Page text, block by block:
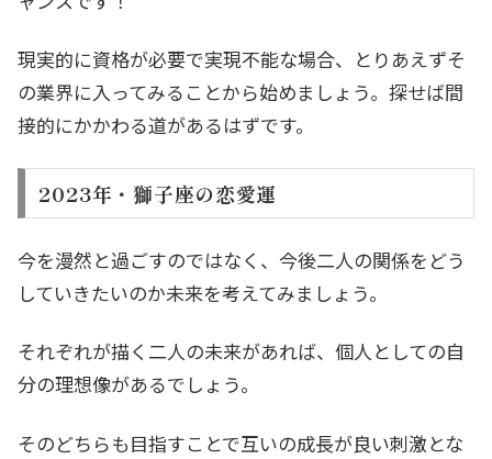
現実的に資格が必要で実現不能な場合、とりあえずそ
の業界に入ってみることから始めましょう。探せば間
接的にかかわる道があるはずです。
2023年・獅子座の恋愛運
今を漫然と過ごすのではなく、今後二人の関係をどう
していきたいのか未来を考えてみましょう。
それぞれが描く二人の未来があれば、個人としての自
分の理想像があるでしょう。
そのどちらも目指すことで互いの成長が良い刺激とな